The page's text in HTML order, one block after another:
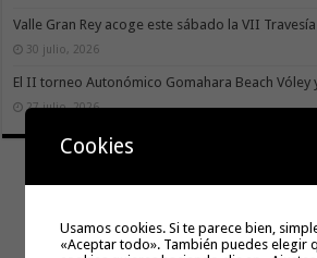
Valle Gran Rey acoge este sábado la VII
30 julio, 2026
El II torneo Autonómico Gomahara Beach Vóley
27 julio, 2026
Cookies
Usamos cookies. Si te parece bien,
«Aceptar todo». También puedes elegir